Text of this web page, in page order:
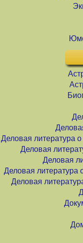
Деловая литература
Деловая
Деловая
Деловая литература
Деловая